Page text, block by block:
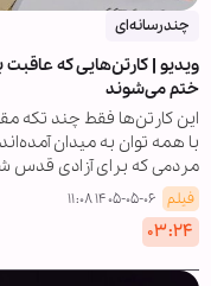
چندرسانه‌ای
ویدیو | کارتن‌هایی که
ختم می‌شوند
این کارتن‌ها فقط چند تکه
با همه توان به میدان
مردمی که برای آزادی قدس
فیلم ۱۴۰۵-۰۵-۰۶ ۱۱:۰۸
۰۳:۲۴